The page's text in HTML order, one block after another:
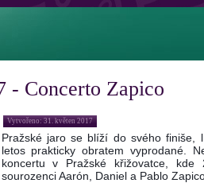
- Concerto Zapico
Vytvořeno: 31. květen 2017
Pražské jaro se blíží do svého finiše,
letos prakticky obratem vyprodané.
koncertu v Pražské křižovatce, kde
sourozenci Aarón, Daniel a Pablo